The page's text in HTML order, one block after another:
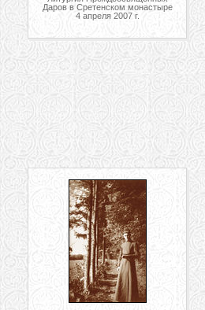
Даров в Сретенском монастыре
4 апреля 2007 г.